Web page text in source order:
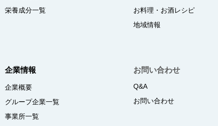
栄養成分一覧
お料理・お酒レシピ
地域情報
企業情報
企業概要
グループ企業一覧
事業所一覧
お問い合わせ
Q&A
お問い合わせ